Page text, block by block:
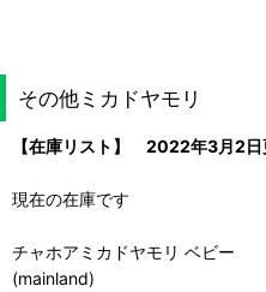
その他ミカドヤモリ
【在庫リスト】 2022年3月2日
現在の在庫です
チャホアミカドヤモリ ベビー
(mainland)